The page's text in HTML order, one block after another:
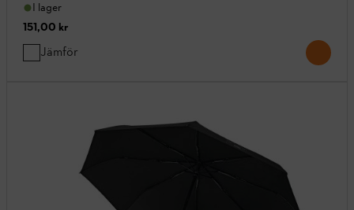
I lager
151,00 kr
Jämför